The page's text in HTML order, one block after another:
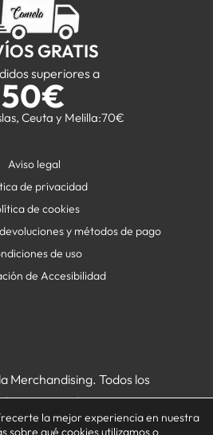
GRATIS
superiores a
50€
Ceuta y Melilla:70€
Aviso legal
de privacidad
de cookies
y métodos de pago
de uso
de Accesibilidad
Merchandising. Todos los
reservados.
la mejor experiencia en nuestra
sobre qué cookies utilizamos o